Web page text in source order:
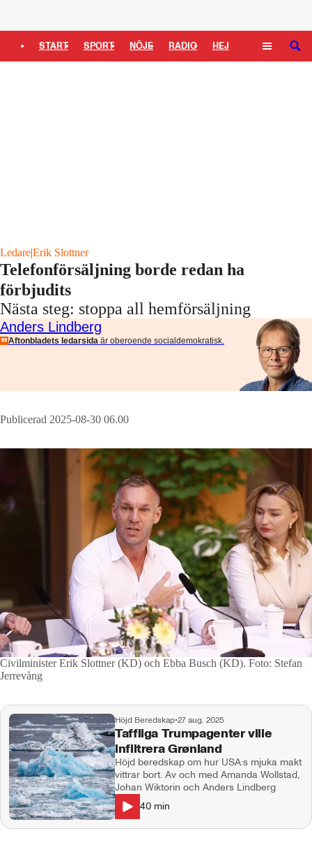
START SPORT NÖJE RADIO HEJ SÖK
Ledare|Erik Slottner
Telefonförsäljning borde redan ha
förbjudits
Nästa steg: stoppa all hemförsäljning
Anders Lindberg
Aftonbladets ledarsida är oberoende socialdemokratisk.
Publicerad 2025-08-30 06.00
Civilminister Erik Slottner (KD) och Ebba Busch (KD).
Jerrevång
Höjd Beredskap•27 aug. 2025
Taffliga Trumpagenter ville
infiltrera Grønland
Höjd beredskap om hur USA:s mjuka makt
vittrar bort. Av och med Amanda Wollstad,
Johan Wiktorin och Anders Lindberg
40 min